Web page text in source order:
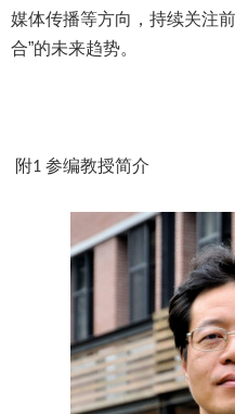
媒体传播等方向，持续关注
合”的未来趋势。
附1 参编教授简介